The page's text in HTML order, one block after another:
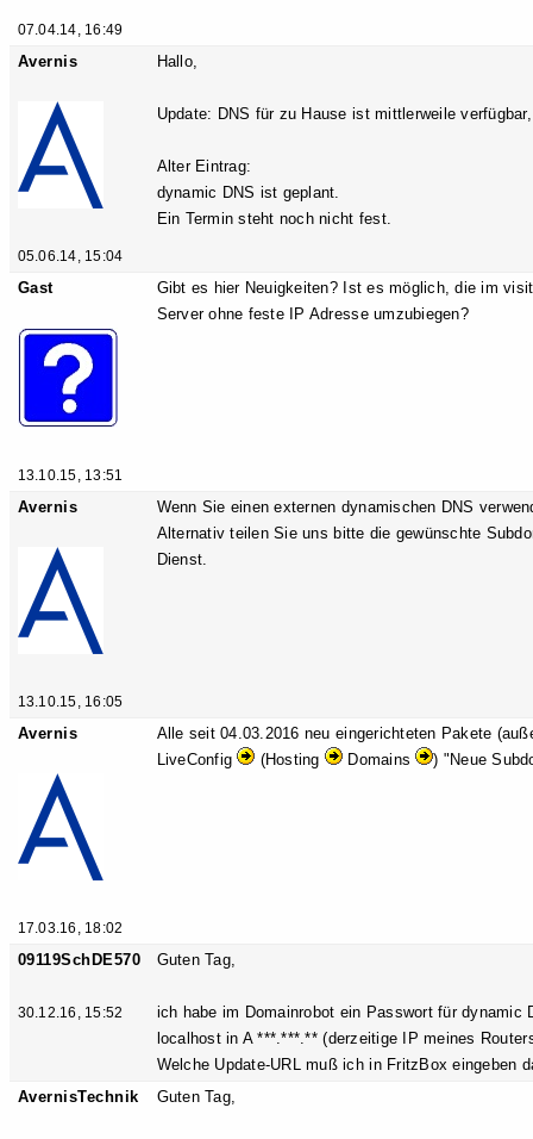
07.04.14, 16:49
Avernis
05.06.14, 15:04
Hallo,
Update: DNS für zu Hause ist mittlerweile
Alter Eintrag:
dynamic DNS ist geplant.
Ein Termin steht noch nicht fest.
Gast
13.10.15, 13:51
Gibt es hier Neuigkeiten? Ist es möglich, die im
Server ohne feste IP Adresse umzubiegen?
Avernis
13.10.15, 16:05
Wenn Sie einen externen dynamischen DNS
Alternativ teilen Sie uns bitte die gewünschte
Dienst.
Avernis
17.03.16, 18:02
Alle seit 04.03.2016 neu eingerichteten Pakete
LiveConfig
(Hosting Domains ) "Neue
09119SchDE570
30.12.16, 15:52
Guten Tag,
ich habe im Domainrobot ein Passwort für dynamic
localhost in A ***.***.** (derzeitige IP meines
Welche Update-URL muß ich in FritzBox eingeben
AvernisTechnik
Guten Tag,